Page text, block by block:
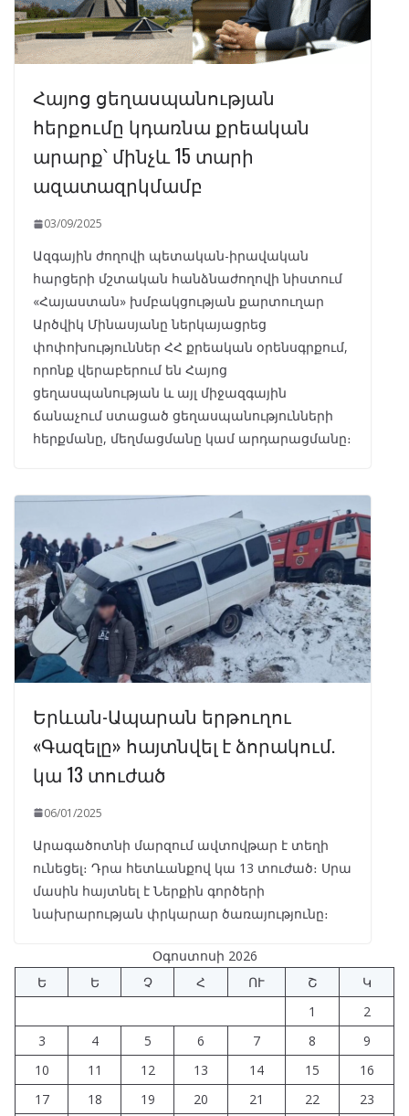
Հայոց ցեղասպանության
հերքումը կդառնա քրեական
արարք՝ մինչև 15 տարի
ազատազրկմամբ
03/09/2025
Ազգային ժողովի պետական-իրավական
հարցերի մշտական հանձնաժողովի նիստում
«Հայաստան» խմբակցության քարտուղար
Արծվիկ Մինասյանը ներկայացրեց
փոփոխություններ ՀՀ քրեական օրենսգրքում,
որոնք վերաբերում են Հայոց
ցեղասպանության և այլ միջազգային
ճանաչում ստացած ցեղասպանությունների
հերքմանը, մեղմացմանը կամ արդարացմանը։
Երևան-Ապարան երթուղու
«Գազելը» հայտնվել է ձորակում.
կա 13 տուժած
06/01/2025
Արագածոտնի մարզում ավտովթար է տեղի
ունեցել։ Դրա հետևանքով կա 13 տուժած։ Սրա
մասին հայտնել է Ներքին գործերի
նախրարության փրկարար ծառայությունը։
Օգոստոսի 2026
Ե
Ե Չ Հ ՈՒ Շ
Կ
1
2
3
4 5 6 7 8
9
10
11 12 13 14 15
16
17
18 19 20 21 22
23